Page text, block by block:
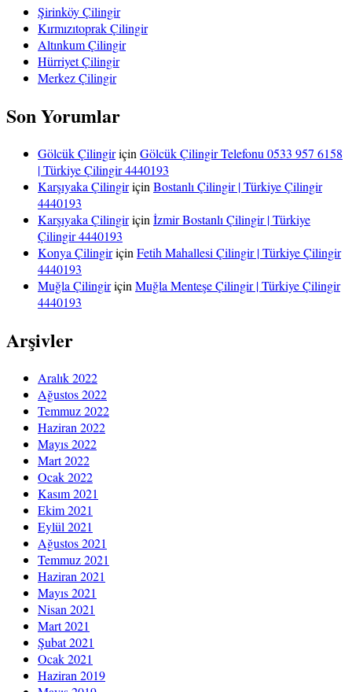
Şirinköy Çilingir
Kırmızıtoprak Çilingir
Altınkum Çilingir
Hürriyet Çilingir
Merkez Çilingir
Son Yorumlar
Gölcük Çilingiriçin Gölcük Çilingir Telefonu 0533 957 6158
| Türkiye Çilingir 4440193
Karşıyaka Çilingiriçin Bostanlı Çilingir | Türkiye Çilingir
4440193
Karşıyaka Çilingiriçin İzmir Bostanlı Çilingir | Türkiye
Çilingir 4440193
Konya Çilingiriçin Fetih Mahallesi Çilingir | Türkiye Çilingir
4440193
Muğla Çilingiriçin Muğla Menteşe Çilingir | Türkiye Çilingir
4440193
Arşivler
Aralık 2022
Ağustos 2022
Temmuz 2022
Haziran 2022
Mayıs 2022
Mart 2022
Ocak 2022
Kasım 2021
Ekim 2021
Eylül 2021
Ağustos 2021
Temmuz 2021
Haziran 2021
Mayıs 2021
Nisan 2021
Mart 2021
Şubat 2021
Ocak 2021
Haziran 2019